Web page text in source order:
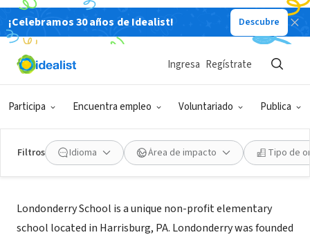
¡Celebramos 30 años de Idealist! Descubre
Participa Encuentra empleo Voluntariado Publica
Ingresa Regístrate
Filtros Idioma Área de impacto Tipo de
ORGANIZACIÓN SIN FIN DE LUCRO
The Londonderry School
Acerca de
Londonderry School is a unique non-profit elementary
school located in Harrisburg, PA. Londonderry was founded